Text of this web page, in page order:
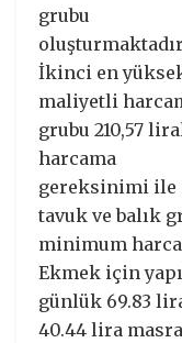
grubu
İkinci en
maliyetli
grubu 210,57
harcama
gereksinimi ile
tavuk ve balık
minimum
Ekmek için
günlük 69.83
40.44 lira